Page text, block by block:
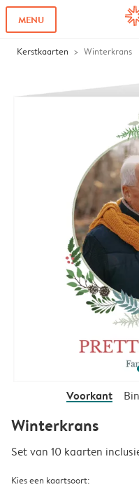
MENU
Kerstkaarten Winterkrans
Voorkant
Winterkrans
Set van 10 kaarten
Kies een kaartsoort: